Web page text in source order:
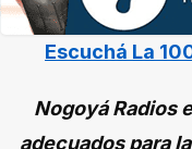
Escuchá La
Nogoyá Radios
adecuados para